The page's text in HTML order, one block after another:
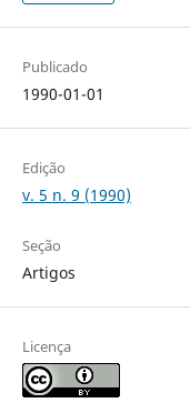
Publicado
1990-01-01
Edição
v. 5 n. 9 (1990)
Seção
Artigos
Licença